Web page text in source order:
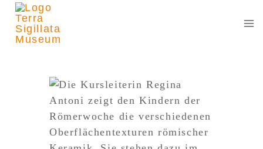
Zum
Inhalt
springen